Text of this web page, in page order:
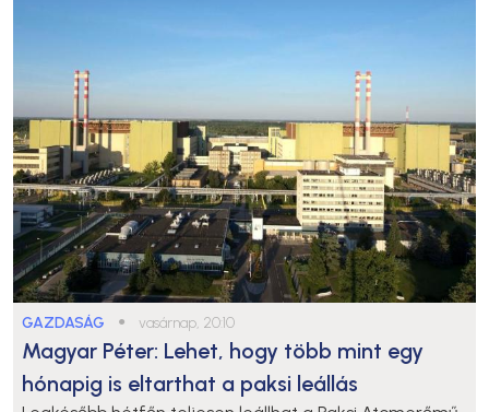
GAZDASÁG ● vasárnap, 20:10
Magyar Péter: Lehet, hogy több mint egy
hónapig is eltarthat a paksi leállás